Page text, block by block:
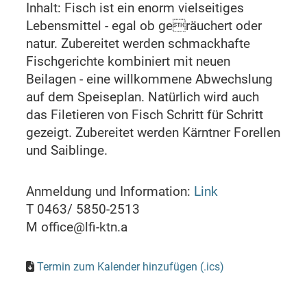
Inhalt: Fisch ist ein enorm vielseitiges
Lebensmittel - egal ob geräuchert oder
natur. Zubereitet werden schmackhafte
Fischgerichte kombiniert mit neuen
Beilagen - eine willkommene Abwechslung
auf dem Speiseplan. Natürlich wird auch
das Filetieren von Fisch Schritt für Schritt
gezeigt. Zubereitet werden Kärntner Forellen
und Saiblinge.
Anmeldung und Information: Link
T 0463/ 5850-2513
M office@lfi-ktn.a
Termin zum Kalender hinzufügen (.ics)